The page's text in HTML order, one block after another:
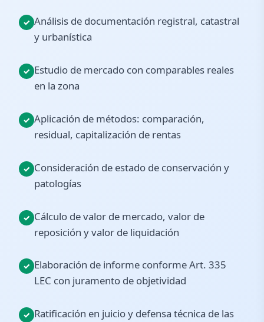
Análisis de documentación registral, catastral
y urbanística
Estudio de mercado con comparables reales
en la zona
Aplicación de métodos: comparación,
residual, capitalización de rentas
Consideración de estado de conservación y
patologías
Cálculo de valor de mercado, valor de
reposición y valor de liquidación
Elaboración de informe conforme Art. 335
LEC con juramento de objetividad
Ratificación en juicio y defensa técnica de las